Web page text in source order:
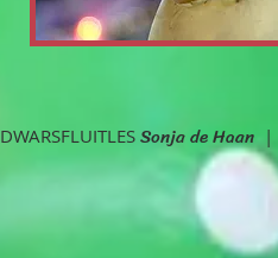
DWARSFLUITLESSonja de Haan |